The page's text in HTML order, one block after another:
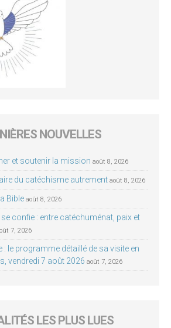
NOUVELLES
et soutenir la mission août 8, 2026
du catéchisme autrement août 8, 2026
Bible août 8, 2026
confie : entre catéchuménat, paix et
7, 2026
: le programme détaillé de sa visite en
vendredi 7 août 2026 août 7, 2026
LES PLUS LUES